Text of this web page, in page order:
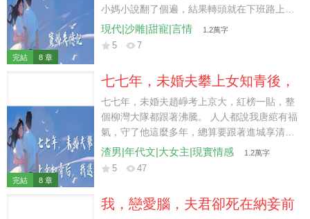
完結 8 章
小媽小說翻了個遍，結果轉頭就在下班路上出
了車禍。 好消息，人沒事。 壞訊息，他一口
認定我是他小媽。 我給他擦個藥，他紅著耳朵
爸把我讓給他。 他爸聽完之後，點燃了一根
煙，然後轉身去拿了雞毛撣子。
現代|沙雕|甜寵|言情 1.2萬字
5 7
完結 8 章
七七年，未婚夫攀上女知青後，
我退了婚
七七年，未婚夫趙崢考上京大，紅榜一貼，整
個柳灣大隊都跟著沸騰。 人人都說我唐綰有福
氣，守了他這麼多年，總算要跟著進城享清
福。 可錄取通知書送到村口那日，我卻看見他
替女知青姜蓉攏好圍巾，低聲哄她：「等我在
臉上的笑一點點收了，伸手來搶信。 我攥緊信
渣男|年代文|大女主|現實情感 1.2萬字
5 47
我，戀愛腦，夫君卻死在納妾前